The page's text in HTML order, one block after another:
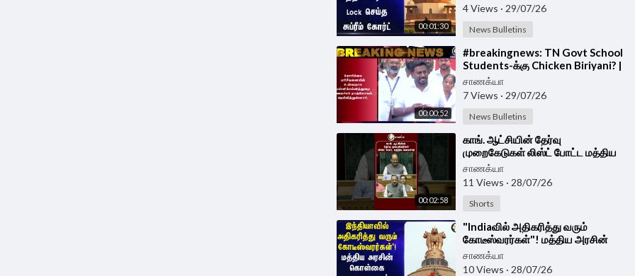
00:01:30
clearance
4 Views · 29/07/26
News Bulletins
00:00:52
⁣#breakingnews: TN Govt School
Students-க்கு Chicken Biriyani? |
Rajmohan | School Education
Dept
சாணக்யா
7 Views · 29/07/26
News Bulletins
00:02:58
⁣காங். ஆட்சியின் தேர்வு
முறைகேடுகள் லிஸ்ட் போட்ட மத்திய
அமைச்சர் | #shorts | #chanakyaa
சாணக்யா
11 Views · 28/07/26
Shorts
⁣"Indiaவில் அதிகரித்து வரும்
கோடீஸ்வரர்கள்"! மத்திய அரசின்
கொள்கை முடிவுகளால் கிடைத்த
வெற்றி!
சாணக்யா
10 Views · 28/07/26